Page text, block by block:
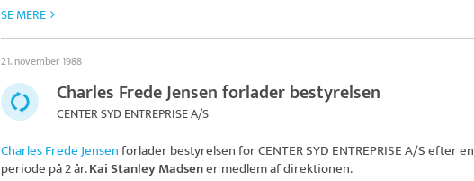
SE MERE
21. november 1988
Charles Frede Jensen forlader bestyrelsen
CENTER SYD ENTREPRISE A/S
Charles Frede Jensenforlader bestyrelsen forCENTER SYD ENTREPRISE A/Sefter en
periode på 2 år.Kai Stanley Madsener medlem af direktionen.